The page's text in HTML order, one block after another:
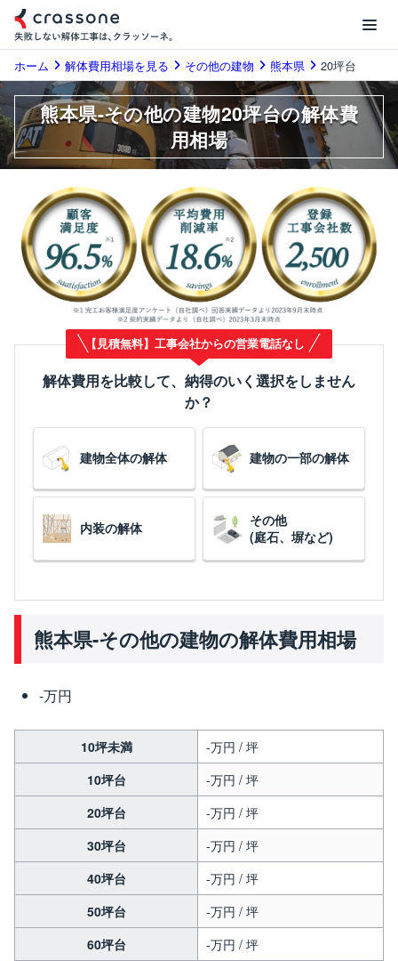
ホーム 解体費用相場を見る その他の建物 熊本県 20坪台
熊本県-その他の建物20坪台の解体費
用相場
【見積無料】工事会社からの営業電話なし
解体費用を比較して、納得のいく選択をしません
か？
建物全体の解体 建物の一部の解体
内装の解体
その他
(庭石、塀など)
熊本県-その他の建物の解体費用相場
-万円
10坪未満
-万円 / 坪
10坪台
-万円 / 坪
20坪台
-万円 / 坪
30坪台
-万円 / 坪
40坪台
-万円 / 坪
50坪台
-万円 / 坪
60坪台
-万円 / 坪